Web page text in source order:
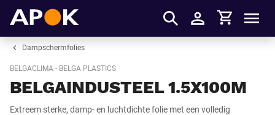
Inloggen
Winkelmandje
Dampschermfolies
BELGACLIMA - BELGA PLASTICS
BELGAINDUSTEEL 1.5X100M
Extreem sterke, damp- en luchtdichte folie met een volledig